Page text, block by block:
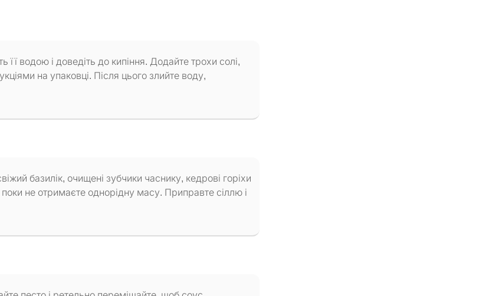
її водою і доведіть до кипіння. Додайте трохи солі,
на упаковці. Після цього злийте воду,
базилік, очищені зубчики часнику, кедрові горіхи
не отримаєте однорідну масу. Приправте сіллю і